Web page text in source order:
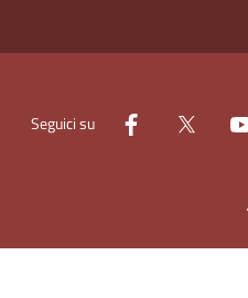
Seguici su